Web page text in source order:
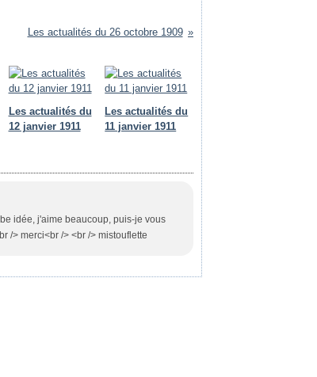
Les actualités du 26 octobre 1909
Les actualités du
12 janvier 1911
Les actualités du
11 janvier 1911
idée, j'aime beaucoup, puis-je vous
/> merci<br /> <br /> mistouflette